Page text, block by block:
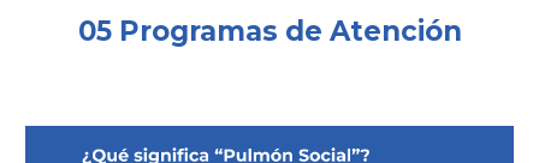
05 Programas de Atención